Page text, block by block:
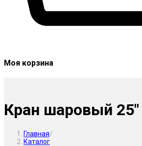
Моя корзина
Кран шаровый
Главная/
Каталог